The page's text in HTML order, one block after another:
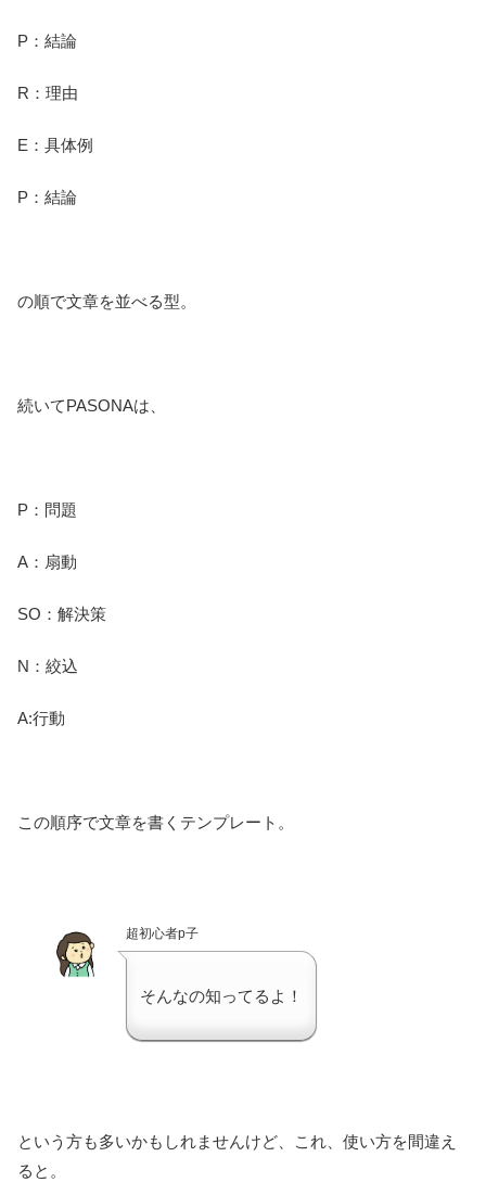
P：結論
R：理由
E：具体例
P：結論
の順で文章を並べる型。
続いてPASONAは、
P：問題
A：扇動
SO：解決策
N：絞込
A:行動
この順序で文章を書くテンプレート。
超初心者p子
そんなの知ってるよ！
という方も多いかもしれませんけど、これ、使い方を間違え
ると。